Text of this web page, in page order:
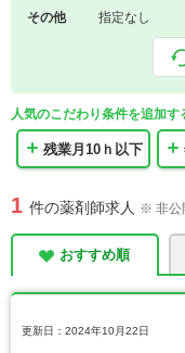
その他
指定なし
人気のこだわり条件を追加す
残業月10ｈ以下
1 件の薬剤師求人 ※ 非公
おすすめ順
更新日：2024年10月22日